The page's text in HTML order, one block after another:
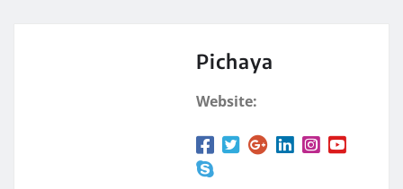
Pichaya
Website: